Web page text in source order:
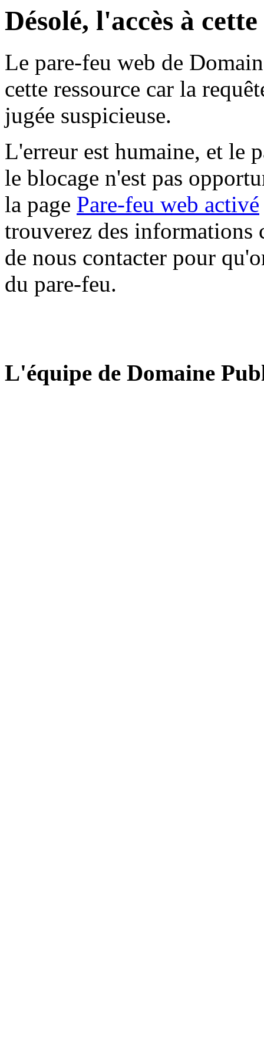
Désolé, l'accès à
Le pare-feu web de
cette ressource car la
jugée suspicieuse.
L'erreur est humaine, et le
le blocage n'est pas
la page Pare-feu web activé
trouverez des informations
de nous contacter pour
du pare-feu.
L'équipe de Domaine